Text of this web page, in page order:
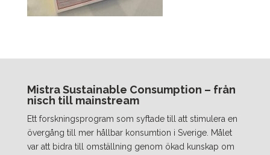
Mistra Sustainable Consumption – från
nisch till mainstream
Ett forskningsprogram som syftade till att stimulera en
övergång till mer hållbar konsumtion i Sverige. Målet
var att bidra till omställning genom ökad kunskap om